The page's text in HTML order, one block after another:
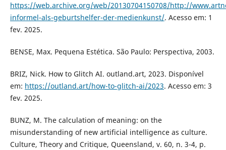
https://web.archive.org/web/20130704150708/http://
informel-als-geburtshelfer-der-medienkunst/. Acesso em: 1
fev. 2025.
BENSE, Max. Pequena Estética. São Paulo: Perspectiva, 2003.
BRIZ, Nick. How to Glitch AI. outland.art, 2023. Disponível
em: https://outland.art/how-to-glitch-ai/2023. Acesso em: 3
fev. 2025.
BUNZ, M. The calculation of meaning: on the
misunderstanding of new artificial intelligence as culture.
Culture, Theory and Critique, Queensland, v. 60, n. 3-4, p.